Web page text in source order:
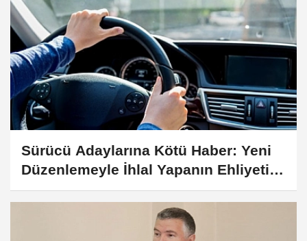
Sürücü Adaylarına Kötü Haber: Yeni
Düzenlemeyle İhlal Yapanın Ehliyeti
İptal Edilecek!